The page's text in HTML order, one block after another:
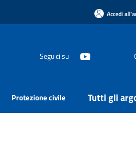
Accedi
Seguici su
Protezione civile Tutti gli